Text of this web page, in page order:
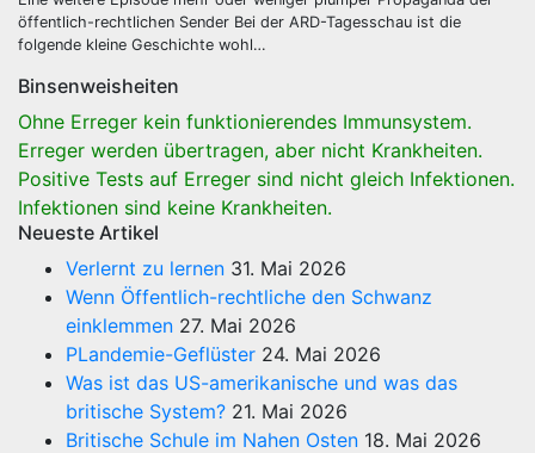
öffentlich-rechtlichen Sender Bei der ARD-Tagesschau ist die
folgende kleine Geschichte wohl…
Binsenweisheiten
Ohne Erreger kein funktionierendes Immunsystem.
Erreger werden übertragen, aber nicht Krankheiten.
Positive Tests auf Erreger sind nicht gleich Infektionen.
Infektionen sind keine Krankheiten.
Neueste Artikel
Verlernt zu lernen 31. Mai 2026
Wenn Öffentlich-rechtliche den Schwanz
einklemmen 27. Mai 2026
PLandemie-Geflüster 24. Mai 2026
Was ist das US-amerikanische und was das
britische System? 21. Mai 2026
Britische Schule im Nahen Osten 18. Mai 2026